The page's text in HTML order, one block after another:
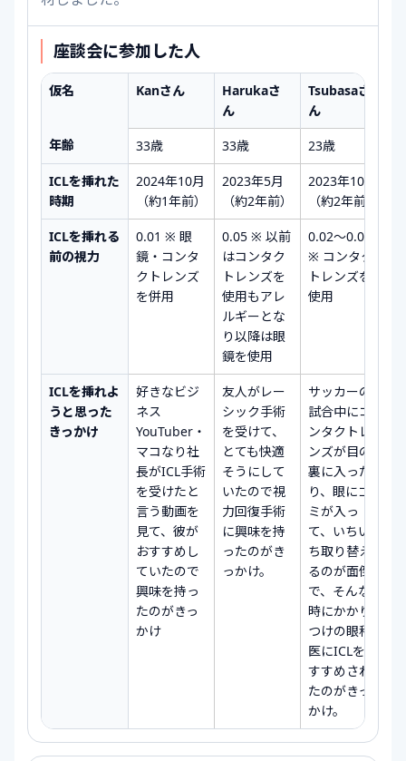
座談会に参加した人
仮名 Kanさん
Harukaさ
ん
Tsubasaさ
ん
年齢
33歳 33歳 23歳
ICLを挿れた
時期
2024年10月
（約1年前）
2023年5月
（約2年前）
2023年10月
（約2年前）
ICLを挿れる
前の視力
0.01 ※ 眼
鏡・コンタ
クトレンズ
を併用
0.05 ※ 以前
はコンタク
トレンズを
使用もアレ
ルギーとな
り以降は眼
鏡を使用
0.02〜0.03
※ コンタク
トレンズを
使用
ICLを挿れよ
うと思った
きっかけ
好きなビジ
ネス
YouTuber・
マコなり社
長がICL手術
を受けたと
言う動画を
見て、彼が
おすすめし
ていたので
興味を持っ
たのがきっ
かけ
友人がレー
シック手術
を受けて、
とても快適
そうにして
いたので視
力回復手術
に興味を持
ったのがき
っかけ。
サッカーの
試合中にコ
ンタクトレ
ンズが目の
裏に入った
り、眼にゴ
ミが入っ
て、いちい
ち取り替え
るのが面倒
で、そんな
時にかかり
つけの眼科
医にICLをお
すすめされ
たのがきっ
かけ。